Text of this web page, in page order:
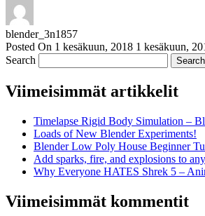
blender_3n1857
Posted On 1 kesäkuun, 2018 1 kesäkuun,
Search
Viimeisimmät artikkelit
Timelapse Rigid Body Simulation –
Loads of New Blender Experiments!
Blender Low Poly House Beginner
Add sparks, fire, and explosions to
Why Everyone HATES Shrek 5 –
Viimeisimmät kommentit